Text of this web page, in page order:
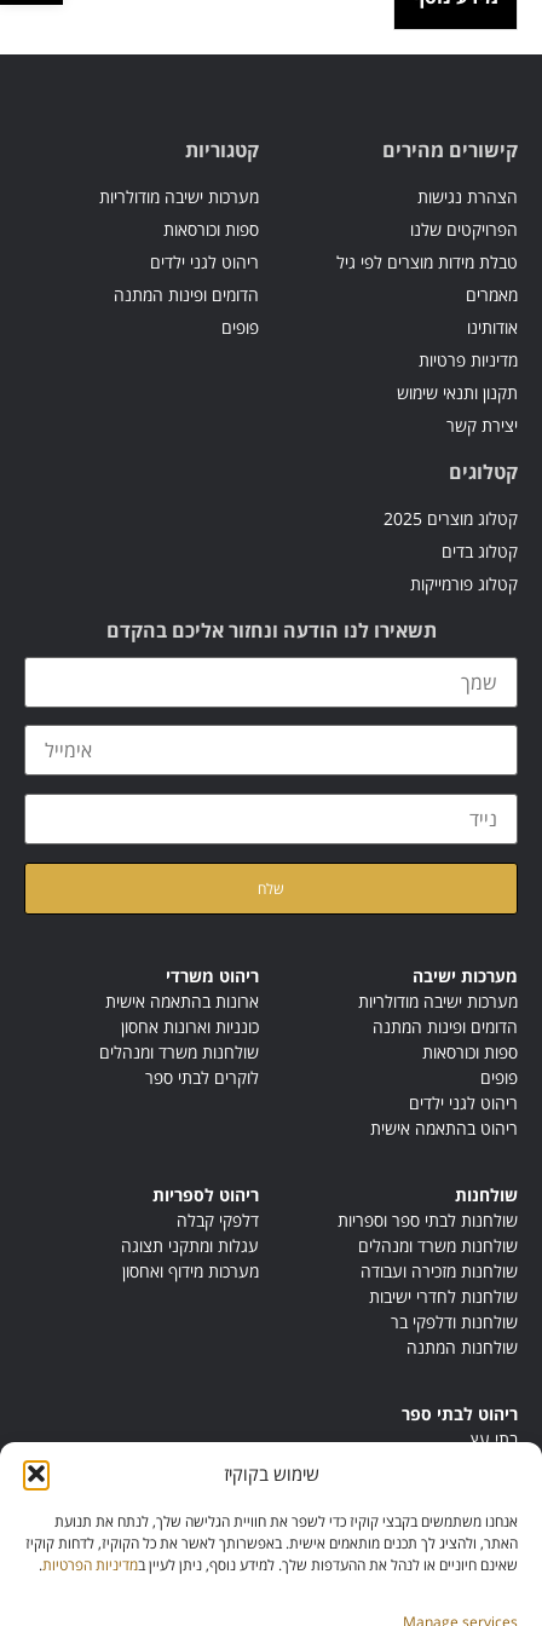
שימוש בקוקיז
אנחנו משתמשים בקבצי קוקיז כדי לשפר את חוויית הגלישה שלך, לנתח את תנועת
האתר, ולהציג לך תכנים מותאמים אישית. באפשרותך לאשר את כל הקוקיז, לדחות קוקיז
שאינם חיוניים או לנהל את ההעדפות שלך. למידע נוסף, ניתן לעיין במדיניות הפרטיות.
Manage services
קישורים מהירים
הצהרת נגישות
הפרויקטים שלנו
טבלת מידות מוצרים לפי גיל
מאמרים
אודותינו
מדיניות פרטיות
תקנון ותנאי שימוש
יצירת קשר
קטגוריות
מערכות ישיבה מודולריות
ספות וכורסאות
ריהוט לגני ילדים
הדומים ופינות המתנה
פופים
קטלוגים
קטלוג מוצרים 2025
קטלוג בדים
קטלוג פורמייקות
תשאירו לנו הודעה ונחזור אליכם בהקדם
מערכות ישיבה
מערכות ישיבה מודולריות
הדומים ופינות המתנה
ספות וכורסאות
פופים
ריהוט לגני ילדים
ריהוט בהתאמה אישית
ריהוט משרדי
ארונות בהתאמה אישית
כונניות וארונות אחסון
שולחנות משרד ומנהלים
לוקרים לבתי ספר
שולחנות
שולחנות לבתי ספר וספריות
שולחנות משרד ומנהלים
שולחנות מזכירה ועבודה
שולחנות לחדרי ישיבות
שולחנות ודלפקי בר
שולחנות המתנה
ריהוט לספריות
דלפקי קבלה
עגלות ומתקני תצוגה
מערכות מידוף ואחסון
ריהוט לבתי ספר
בתי עץ
ריהוט מונטסורי
ריהוט אנתרופוסופי